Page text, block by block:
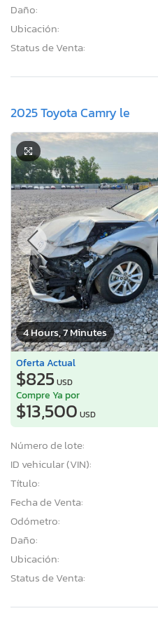
Daño:
Ubicación:
Status de Venta:
2025 Toyota Camry le
4 Hours, 7 Minutes
Oferta Actual
$825USD
Compre Ya por
$13,500 USD
Número de lote:
ID vehicular (VIN):
Título:
Fecha de Venta:
Odómetro:
Daño:
Ubicación:
Status de Venta: